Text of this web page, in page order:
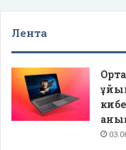
Лента